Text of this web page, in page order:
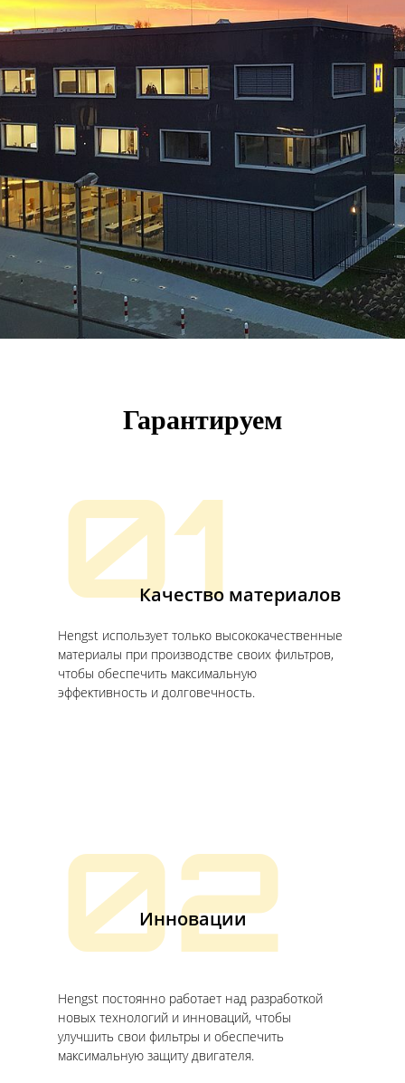
Гарантируем
01
Качество материалов
Hengst использует только высококачественные
материалы при производстве своих фильтров,
чтобы обеспечить максимальную
эффективность и долговечность.
02
Инновации
Hengst постоянно работает над разработкой
новых технологий и инноваций, чтобы
улучшить свои фильтры и обеспечить
максимальную защиту двигателя.